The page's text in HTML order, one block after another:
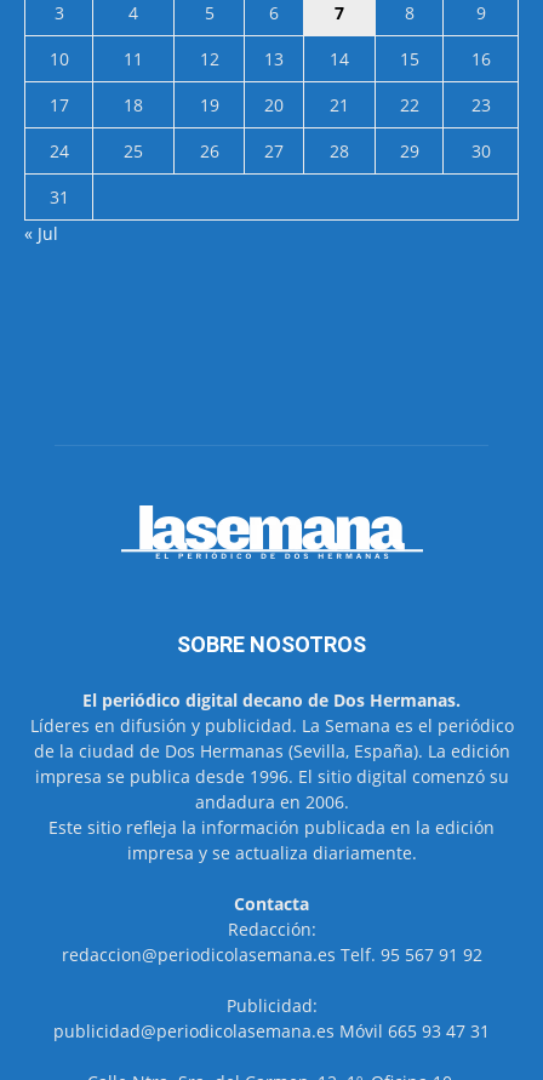
3
4 5 6 7 8
9
10
11 12 13 14 15
16
17
18 19 20 21 22
23
24
25 26 27 28 29
30
31
« Jul
SOBRE NOSOTROS
El periódico digital decano de Dos Hermanas.
Líderes en difusión y publicidad. La Semana es el periódico
de la ciudad de Dos Hermanas (Sevilla, España). La edición
impresa se publica desde 1996. El sitio digital comenzó su
andadura en 2006.
Este sitio refleja la información publicada en la edición
impresa y se actualiza diariamente.
Contacta
Redacción:
redaccion@periodicolasemana.es Telf. 95 567 91 92
Publicidad:
publicidad@periodicolasemana.es Móvil 665 93 47 31